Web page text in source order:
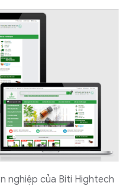
nghiệp của Biti Hightech